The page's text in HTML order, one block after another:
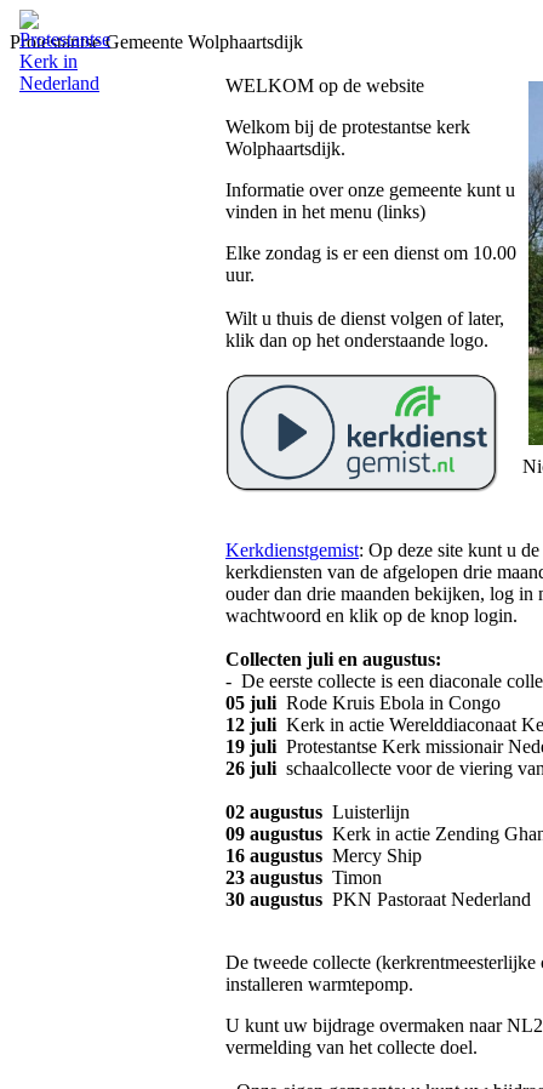
Protestantse Gemeente Wolphaartsdijk
WELKOM op de website
Welkom bij de protestantse kerk
Wolphaartsdijk.
Informatie over onze gemeente kunt u
vinden in het menu (links)
Elke zondag is er een dienst om 10.00
uur.
Wilt u thuis de dienst volgen of later,
klik dan op het onderstaande logo.
Kerkdienstgemist: Op deze site kunt u
kerkdiensten van de afgelopen drie
ouder dan drie maanden bekijken, log in
wachtwoord en klik op de knop login.
Collecten juli en augustus:
- De eerste collecte is een diaconale
05 juli Rode Kruis Ebola in Congo
12 juli Kerk in actie Werelddiaconaat
19 juli Protestantse Kerk missionair
26 juli schaalcollecte voor de viering
02 augustus Luisterlijn
09 augustus Kerk in actie Zending
16 augustus Mercy Ship
23 augustus Timon
30 augustus PKN Pastoraat Nederland
De tweede collecte
installeren warmtepomp.
U kunt uw bijdrage overmaken naar
vermelding van het collecte doel.